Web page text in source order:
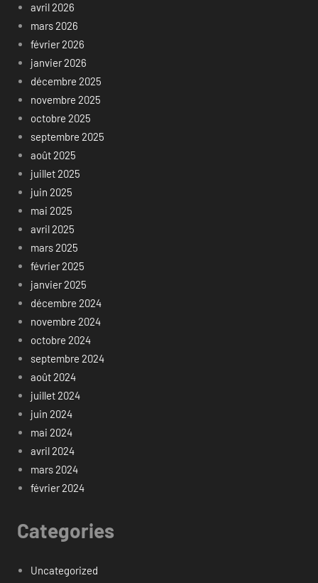
avril 2026
mars 2026
février 2026
janvier 2026
décembre 2025
novembre 2025
octobre 2025
septembre 2025
août 2025
juillet 2025
juin 2025
mai 2025
avril 2025
mars 2025
février 2025
janvier 2025
décembre 2024
novembre 2024
octobre 2024
septembre 2024
août 2024
juillet 2024
juin 2024
mai 2024
avril 2024
mars 2024
février 2024
Categories
Uncategorized